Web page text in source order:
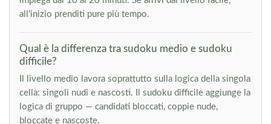
all'inizio prenditi pure più tempo.
Qual è la differenza tra sudoku medio e sudoku
difficile?
Il livello medio lavora soprattutto sulla logica della singola
cella: singoli nudi e nascosti. Il sudoku difficile aggiunge la
logica di gruppo — candidati bloccati, coppie nude,
bloccate e nascoste.